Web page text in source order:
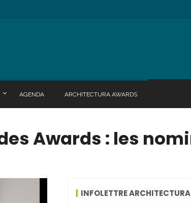
AGENDA ARCHITECTURA AWARDS
Awards : les
INFOLETTRE ARCHITECTURA